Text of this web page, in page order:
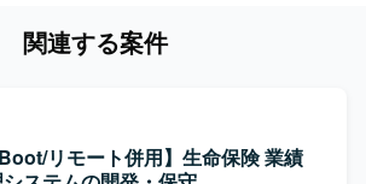
関連する案件
リモート併用】生命保険 業績